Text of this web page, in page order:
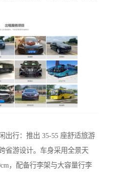
出行：推出 35-55 座舒适旅游
省游设计。车身采用全景天
，配备行李架与大容量行李